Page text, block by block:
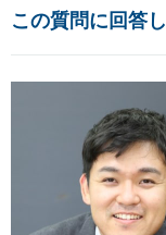
この質問に回答